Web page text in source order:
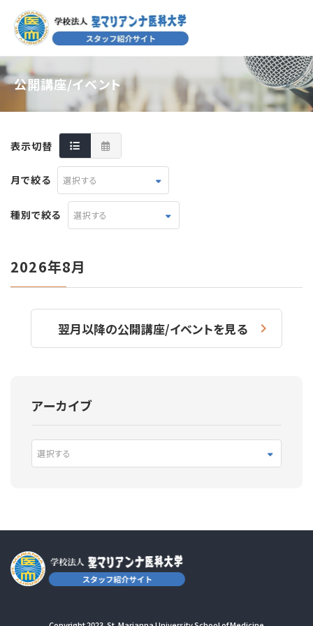
公開講座/イベント
表示切替
月で絞る 選択する
種別で絞る 選択する
2026年8月
翌月以降の公開講座/イベントを見る
アーカイブ
選択する